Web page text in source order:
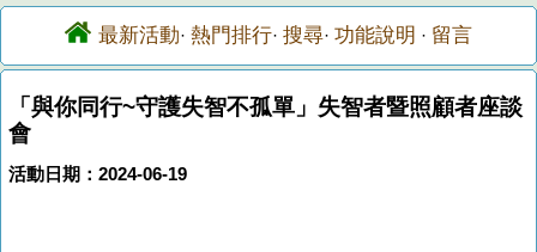
最新活動· 熱門排行· 搜尋· 功能說明 · 留言
「與你同行~守護失智不孤單」失智者暨照顧者座談
會
活動日期：2024-06-19